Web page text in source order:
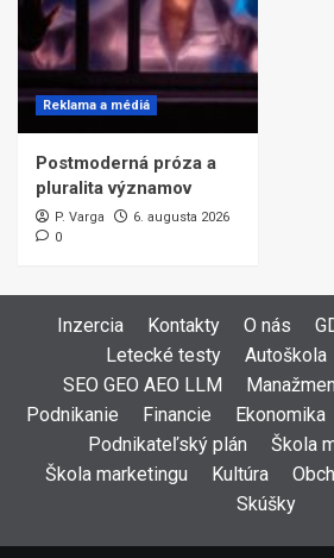
Reklama a médiá
Postmoderná próza a
pluralita významov
P. Varga
6. augusta 2026
0
Inzercia Kontakty O nás
Letecké testy
Autoškola
SEO GEO AEO LLM
Podnikanie
Financie Ekonomika
Podnikateľský plán
Škola
Škola marketingu
Kultúra
Skúšky